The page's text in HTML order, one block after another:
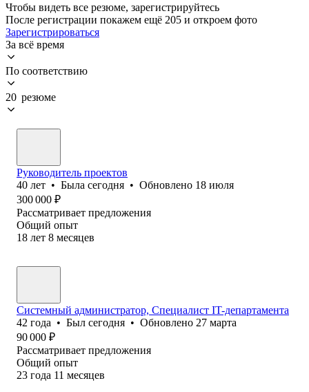
Чтобы видеть все резюме, зарегистрируйтесь
После регистрации покажем ещё 205 и откроем фото
Зарегистрироваться
За всё время
По соответствию
20 резюме
Руководитель проектов
40 лет • Была сегодня • Обновлено 18 июля
300 000 ₽
Рассматривает предложения
Общий опыт
18 лет 8 месяцев
Системный администратор, Специалист IT-департамента
42 года • Был сегодня • Обновлено 27 марта
90 000 ₽
Рассматривает предложения
Общий опыт
23 года 11 месяцев